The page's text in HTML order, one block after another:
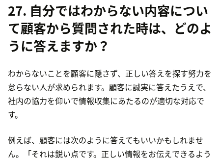
27. 自分ではわからない内容につい
て顧客から質問された時は、どのよ
うに答えますか？
わからないことを顧客に隠さず、正しい答えを探す努力を
怠らない人が求められます。顧客に誠実に答えたうえで、
社内の協力を仰いで情報収集にあたるのが適切な対応で
す。
例えば、顧客には次のように答えてもいいかもしれませ
ん。「それは鋭い点です。正しい情報をお伝えできるよう